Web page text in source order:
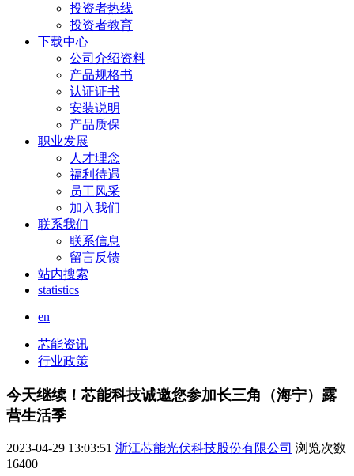
投资者热线
投资者教育
下载中心
公司介绍资料
产品规格书
认证证书
安装说明
产品质保
职业发展
人才理念
福利待遇
员工风采
加入我们
联系我们
联系信息
留言反馈
站内搜索
statistics
en
芯能资讯
行业政策
今天继续！芯能科技诚邀您参加长三角（海宁）露
营生活季
2023-04-29 13:03:51 浙江芯能光伏科技股份有限公司 浏览次数
16400